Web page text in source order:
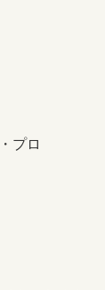
プロ